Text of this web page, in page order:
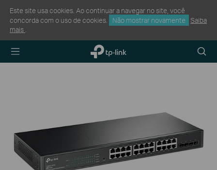
Este site usa cookies. Ao continuar a navegar no site, você
concorda com o uso de cookies.
Não mostrar novamente
Saiba
mais
TP-Link,
Reliably
icon